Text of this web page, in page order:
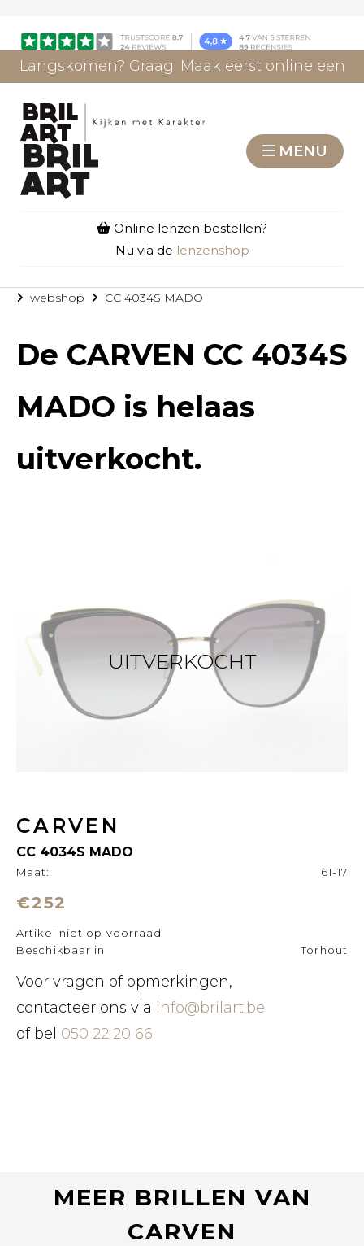
Langskomen? Graag! Maak eerst online een
MENU
Online lenzen bestellen?
Nu via de lenzenshop
webshop CC 4034S MADO
De CARVEN CC 4034S
MADO is helaas
uitverkocht.
UITVERKOCHT
CARVEN
CC 4034S MADO
Maat: 61-17
€252
Artikel niet op voorraad
Beschikbaar in
Torhout
Voor vragen of opmerkingen,
contacteer ons via info@brilart.be
of bel 050 22 20 66
MEER BRILLEN VAN
CARVEN